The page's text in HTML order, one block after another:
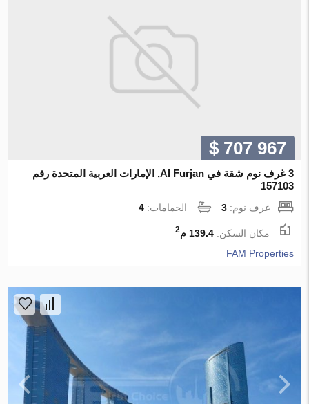
$ 707 967
3 غرف نوم شقة في Al Furjan, الإمارات العربية المتحدة رقم
157103
غرف نوم:3 الحمامات:4
مكان السكن:139.4 م 2
FAM Properties